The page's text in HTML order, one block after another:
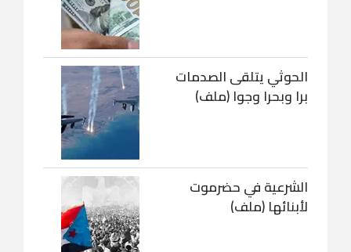
الحوثي يتلقى الصدمات
برا وبحرا وجوا (ملف)
الشرعية في حضرموت
لأبنائها (ملف)